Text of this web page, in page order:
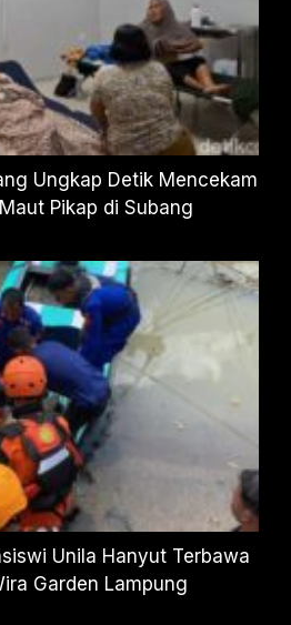
Ungkap Detik Mencekam
Pikap di Subang
Unila Hanyut Terbawa
Garden Lampung